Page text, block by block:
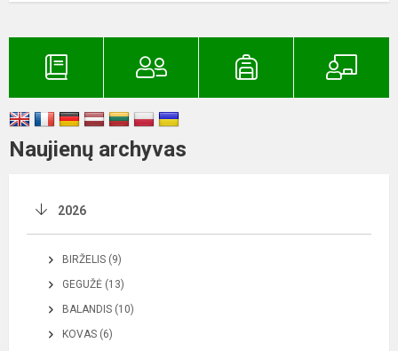
Naujienų archyvas
2026
BIRŽELIS (9)
GEGUŽĖ (13)
BALANDIS (10)
KOVAS (6)